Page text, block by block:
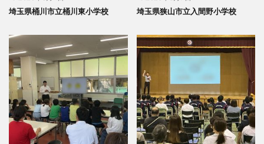
埼玉県桶川市立桶川東小学校 埼玉県狭山市立入間野小学校